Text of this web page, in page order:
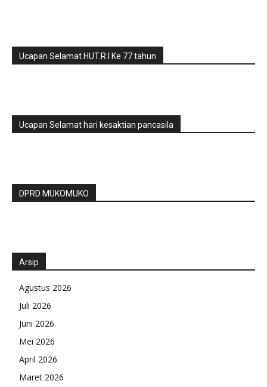
Ucapan Selamat HUT.R.I Ke 77 tahun
Ucapan Selamat hari kesaktian pancasila
DPRD MUKOMUKO
Arsip
Agustus 2026
Juli 2026
Juni 2026
Mei 2026
April 2026
Maret 2026